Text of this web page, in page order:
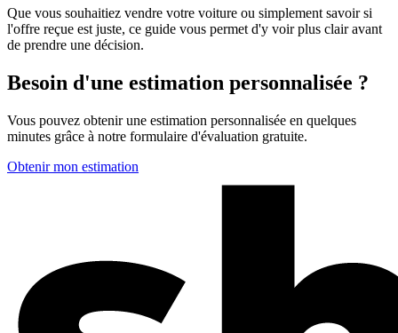
Que vous souhaitiez vendre votre voiture ou simplement savoir si
l'offre reçue est juste, ce guide vous permet d'y voir plus clair avant
de prendre une décision.
Besoin d'une estimation personnalisée ?
Vous pouvez obtenir une estimation personnalisée en quelques
minutes grâce à notre formulaire d'évaluation gratuite.
Obtenir mon estimation